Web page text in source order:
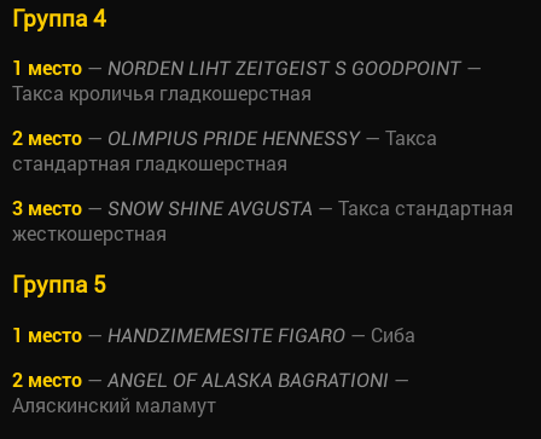
Группа 4
1 место — NORDEN LIHT ZEITGEIST S GOODPOINT—
Такса кроличья гладкошерстная
2 место — OLIMPIUS PRIDE HENNESSY— Такса
стандартная гладкошерстная
3 место — SNOW SHINE AVGUSTA — Такса стандартная
жесткошерстная
Группа 5
1 место — HANDZIMEMESITE FIGARO — Сиба
2 место — ANGEL OF ALASKA BAGRATIONI —
Аляскинский маламут